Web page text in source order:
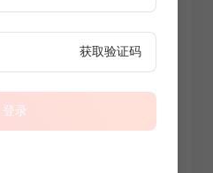
获取验证码
登录